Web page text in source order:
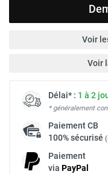
Voir
Voir
Délai* : 1 à 2
* généralement
PaiementCB
100% sécurisé (
Paiement
via PayPal